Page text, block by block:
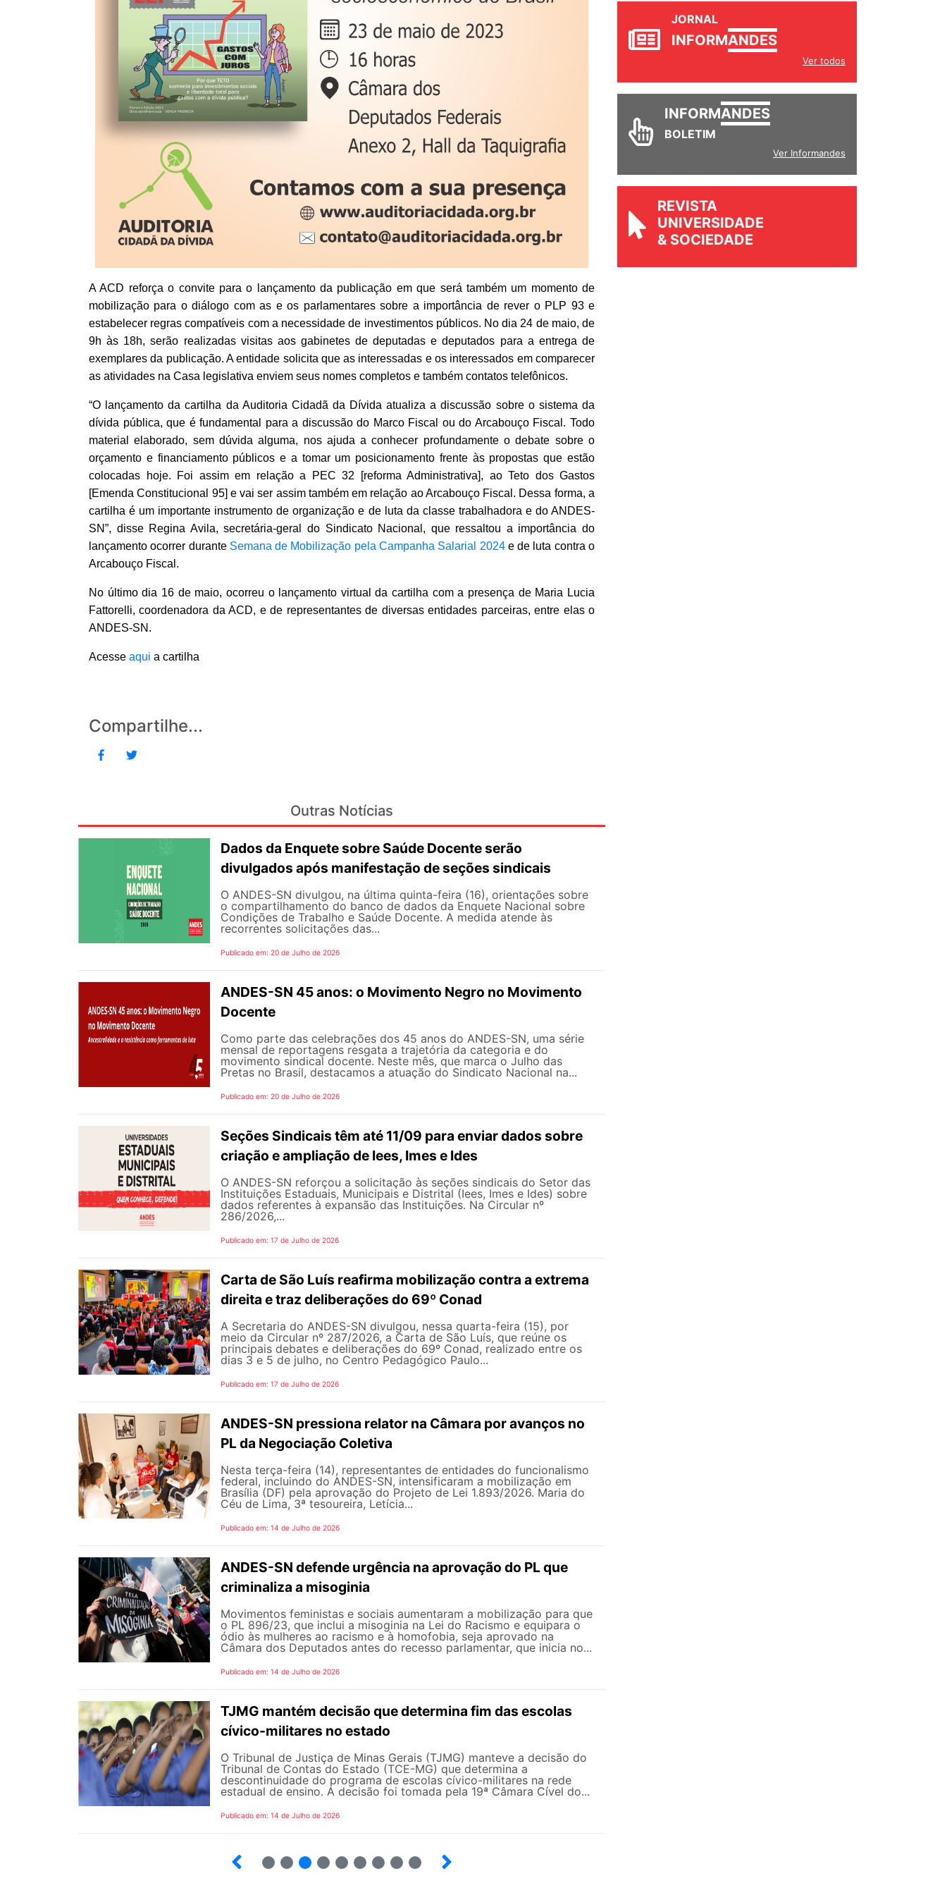
A ACD reforça o convite para o lançamento da publicação em que será também um momento de
mobilização para o diálogo com as e os parlamentares sobre a importância de rever o PLP 93 e
estabelecer regras compatíveis com a necessidade de investimentos públicos. No dia 24 de maio, de
9h às 18h, serão realizadas visitas aos gabinetes de deputadas e deputados para a entrega de
exemplares da publicação. A entidade solicita que as interessadas e os interessados em comparecer
as atividades na Casa legislativa enviem seus nomes completos e também contatos telefônicos.
“O lançamento da cartilha da Auditoria Cidadã da Dívida atualiza a discussão sobre o sistema da
dívida pública, que é fundamental para a discussão do Marco Fiscal ou do Arcabouço Fiscal. Todo
material elaborado, sem dúvida alguma, nos ajuda a conhecer profundamente o debate sobre o
orçamento e financiamento públicos e a tomar um posicionamento frente às propostas que estão
colocadas hoje. Foi assim em relação a PEC 32 [reforma Administrativa], ao Teto dos Gastos
[Emenda Constitucional 95] e vai ser assim também em relação ao Arcabouço Fiscal. Dessa forma, a
cartilha é um importante instrumento de organização e de luta da classe trabalhadora e do ANDES-
SN”, disse Regina Avila, secretária-geral do Sindicato Nacional, que ressaltou a importância do
lançamento ocorrer durante Semana de Mobilização pela Campanha Salarial 2024e de luta contra o
Arcabouço Fiscal.
No último dia 16 de maio, ocorreu o lançamento virtual da cartilha com a presença de Maria Lucia
Fattorelli, coordenadora da ACD, e de representantes de diversas entidades parceiras, entre elas o
ANDES-SN.
Acesse aqui a cartilha
Compartilhe...
Outras Notícias
Dados da Enquete sobre Saúde Docente serão
divulgados após manifestação de seções sindicais
O ANDES-SN divulgou, na última quinta-feira (16), orientações sobre
o compartilhamento do banco de dados da Enquete Nacional sobre
Condições de Trabalho e Saúde Docente. A medida atende às
recorrentes solicitações das...
Publicado em: 20 de Julho de 2026
ANDES-SN 45 anos: o Movimento Negro no Movimento
Docente
Como parte das celebrações dos 45 anos do ANDES-SN, uma série
mensal de reportagens resgata a trajetória da categoria e do
movimento sindical docente. Neste mês, que marca o Julho das
Pretas no Brasil, destacamos a atuação do Sindicato Nacional na...
Publicado em: 20 de Julho de 2026
Seções Sindicais têm até 11/09 para enviar dados sobre
criação e ampliação de Iees, Imes e Ides
O ANDES-SN reforçou a solicitação às seções sindicais do Setor das
Instituições Estaduais, Municipais e Distrital (Iees, Imes e Ides) sobre
dados referentes à expansão das Instituições. Na Circular nº
286/2026,...
Publicado em: 17 de Julho de 2026
Carta de São Luís reafirma mobilização contra a extrema
direita e traz deliberações do 69º Conad
A Secretaria do ANDES-SN divulgou, nessa quarta-feira (15), por
meio da Circular nº 287/2026, a Carta de São Luís, que reúne os
principais debates e deliberações do 69º Conad, realizado entre os
dias 3 e 5 de julho, no Centro Pedagógico Paulo...
Publicado em: 17 de Julho de 2026
ANDES-SN pressiona relator na Câmara por avanços no
PL da Negociação Coletiva
Nesta terça-feira (14), representantes de entidades do funcionalismo
federal, incluindo do ANDES-SN, intensificaram a mobilização em
Brasília (DF) pela aprovação do Projeto de Lei 1.893/2026. Maria do
Céu de Lima, 3ª tesoureira, Letícia...
Publicado em: 14 de Julho de 2026
ANDES-SN defende urgência na aprovação do PL que
criminaliza a misoginia
Movimentos feministas e sociais aumentaram a mobilização para que
o PL 896/23, que inclui a misoginia na Lei do Racismo e equipara o
ódio às mulheres ao racismo e à homofobia, seja aprovado na
Câmara dos Deputados antes do recesso parlamentar, que inicia no...
Publicado em: 14 de Julho de 2026
TJMG mantém decisão que determina fim das escolas
cívico-militares no estado
O Tribunal de Justiça de Minas Gerais (TJMG) manteve a decisão do
Tribunal de Contas do Estado (TCE-MG) que determina a
descontinuidade do programa de escolas cívico-militares na rede
estadual de ensino. A decisão foi tomada pela 19ª Câmara Cível do...
Publicado em: 14 de Julho de 2026
JORNAL
INFORMANDES
Ver todos
INFORMANDES
BOLETIM
Ver Informandes
REVISTA
UNIVERSIDADE
& SOCIEDADE